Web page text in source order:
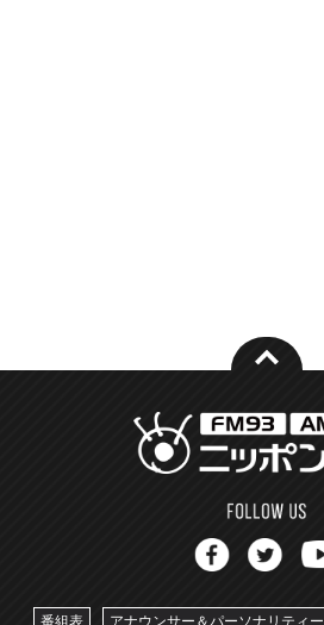
番組表 アナウンサー＆パーソナリティー